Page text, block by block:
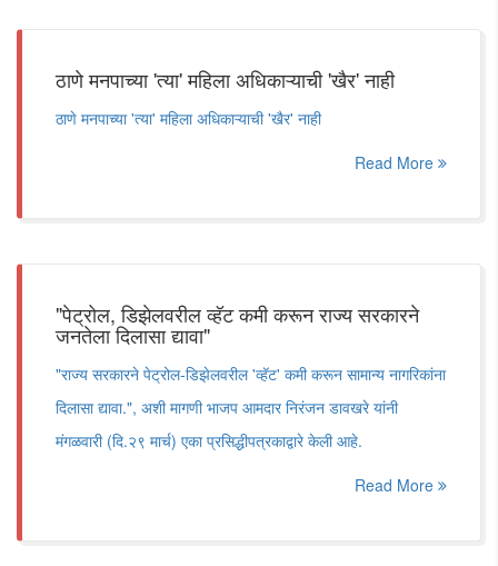
ठाणे मनपाच्या 'त्या' महिला अधिकाऱ्याची 'खैर' नाही
ठाणे मनपाच्या 'त्या' महिला अधिकाऱ्याची 'खैर' नाही
Read More
"पेट्रोल, डिझेलवरील व्हॅट कमी करून राज्य सरकारने
जनतेला दिलासा द्यावा"
"राज्य सरकारने पेट्रोल-डिझेलवरील 'व्हॅट' कमी करून सामान्य नागरिकांना
दिलासा द्यावा.", अशी मागणी भाजप आमदार निरंजन डावखरे यांनी
मंगळवारी (दि.२९ मार्च) एका प्रसिद्धीपत्रकाद्वारे केली आहे.
Read More